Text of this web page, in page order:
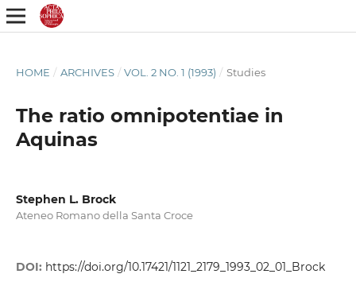
HOME / ARCHIVES / VOL. 2 NO. 1 (1993) / Studies
The ratio omnipotentiae in
Aquinas
Stephen L. Brock
Ateneo Romano della Santa Croce
DOI: https://doi.org/10.17421/1121_2179_1993_02_01_Brock